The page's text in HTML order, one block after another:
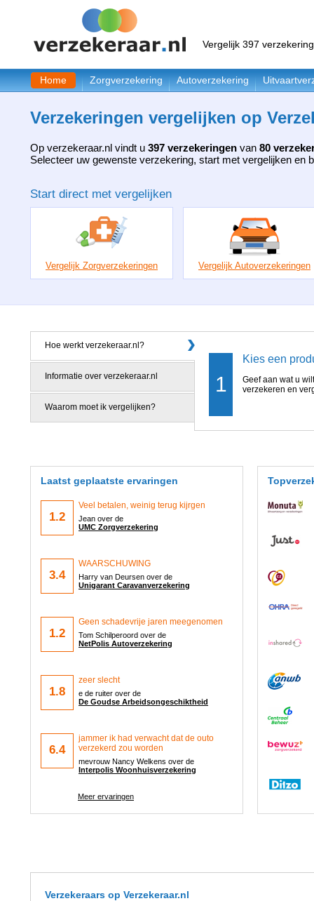
Vergelijk 397
Home Zorgverzekering Autoverzekering
Verzekeringen vergelijken op
Op verzekeraar.nl vindt u 397 verzekeringen van 80
Selecteer uw gewenste verzekering, start met vergelijken en
Start direct met vergelijken
Vergelijk Zorgverzekeringen Vergelijk Autoverzekeringen
1
Kies een
Geef aan wat u wilt
verzekeren en
Hoe werkt verzekeraar.nl?
Informatie over verzekeraar.nl
Waarom moet ik vergelijken?
Laatst geplaatste ervaringen
1.2
Veel betalen, weinig terug kijrgen
Jean over de
UMC Zorgverzekering
3.4
WAARSCHUWING
Harry van Deursen over de
Unigarant Caravanverzekering
1.2
Geen schadevrije jaren meegenomen
Tom Schilperoord over de
NetPolis Autoverzekering
1.8
zeer slecht
e de ruiter over de
De Goudse Arbeidsongeschiktheid
6.4
jammer ik had verwacht dat de outo
verzekerd zou worden
mevrouw Nancy Welkens over de
Interpolis Woonhuisverzekering
Meer ervaringen
Verzekeraars op Verzekeraar.nl